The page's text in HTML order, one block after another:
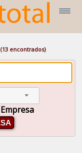
(13 encontrados)